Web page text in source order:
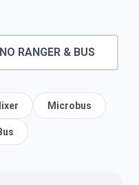
RANGER & BUS
Microbus